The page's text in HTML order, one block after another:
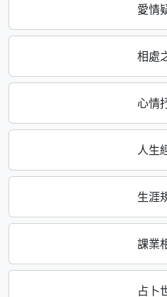
愛情
相處
心情
人生
生涯
課業
占卜